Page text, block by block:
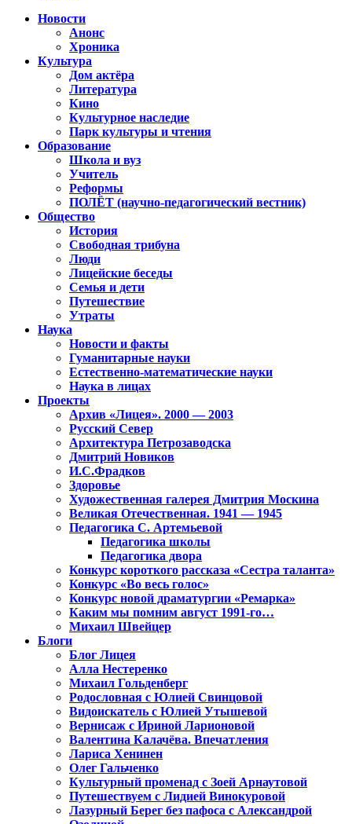
Новости
Анонс
Хроника
Культура
Дом актёра
Литература
Кино
Культурное наследие
Парк культуры и чтения
Образование
Школа и вуз
Учитель
Реформы
ПОЛЁТ (научно-педагогический вестник)
Общество
История
Свободная трибуна
Люди
Лицейские беседы
Семья и дети
Путешествие
Утраты
Наука
Новости и факты
Гуманитарные науки
Естественно-математические науки
Наука в лицах
Проекты
Архив «Лицея». 2000 — 2003
Русский Север
Архитектура Петрозаводска
Дмитрий Новиков
И.С.Фрадков
Здоровье
Художественная галерея Дмитрия Москина
Великая Отечественная. 1941 — 1945
Педагогика С. Артемьевой
Педагогика школы
Педагогика двора
Конкурс короткого рассказа «Сестра таланта»
Конкурс «Во весь голос»
Конкурс новой драматургии «Ремарка»
Каким мы помним август 1991-го…
Михаил Швейцер
Блоги
Блог Лицея
Алла Нестеренко
Михаил Гольденберг
Родословная с Юлией Свинцовой
Видоискатель с Юлией Утышевой
Вернисаж с Ириной Ларионовой
Валентина Калачёва. Впечатления
Лариса Хенинен
Олег Гальченко
Культурный променад с Зоей Арнаутовой
Путешествуем с Лидией Винокуровой
Лазурный Берег без пафоса с Александрой